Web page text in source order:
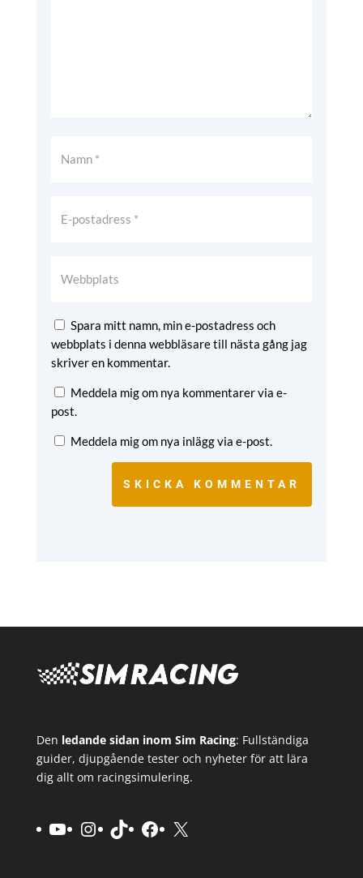
Spara mitt namn, min e-postadress och
webbplats i denna webbläsare till nästa gång jag
skriver en kommentar.
Meddela mig om nya kommentarer via e-
post.
Meddela mig om nya inlägg via e-post.
SKICKA KOMMENTAR
Den ledande sidan inom Sim Racing: Fullständiga
guider, djupgående tester och nyheter för att lära
dig allt om racingsimulering.
YouTube
Instagram
TikTokFacebook
X